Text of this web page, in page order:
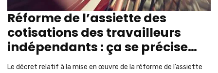
Réforme de l’assiette des
cotisations des travailleurs
indépendants : ça se précise…
Le décret relatif à la mise en œuvre de la réforme de l’assiette